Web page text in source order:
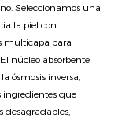
Seleccionamos una
la piel con
multicapa para
núcleo absorbente
ósmosis inversa,
ingredientes que
desagradables,